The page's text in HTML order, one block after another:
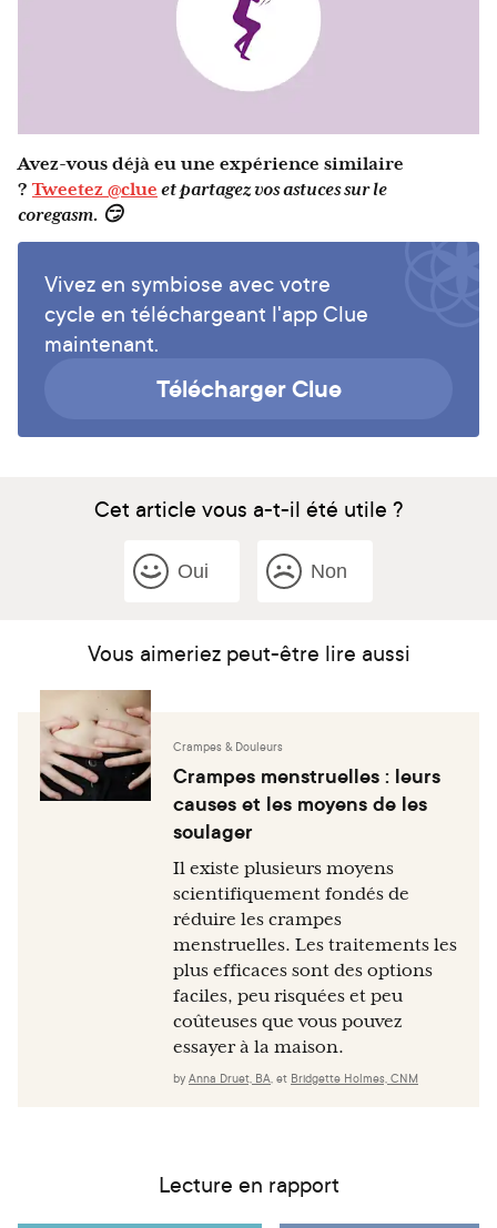
Avez-vous déjà eu une expérience similaire
? Tweetez @clue et partagez vos astuces sur le
coregasm. 😏
Vivez en symbiose avec votre
cycle en téléchargeant l'app Clue
maintenant.
Télécharger Clue
Cet article vous a-t-il été utile ?
Oui Non
Vous aimeriez peut-être lire aussi
Crampes & Douleurs
Crampes menstruelles : leurs
causes et les moyens de les
soulager
Il existe plusieurs moyens
scientifiquement fondés de
réduire les crampes
menstruelles. Les traitements les
plus efficaces sont des options
faciles, peu risquées et peu
coûteuses que vous pouvez
essayer à la maison.
by Anna Druet, BA, et Bridgette Holmes, CNM
Lecture en rapport